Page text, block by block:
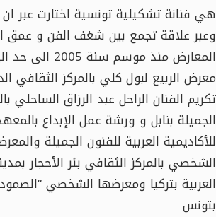
هي فنانة تشكيلية تونسية اختارت عبر
وعبر علاقة تجمع بين شغف الفن و عمق
المعارض
معرض الربيع لبول كلي بالمركز الثقافي
تكريم الفنان الراحل عبد الرزاق الساحلي
الجميلة بنابل و ورشة عمل الإبداع
للأكاديمية العربية للفنون الجميلة
الشخصي بالمركز الثقافي بئر الأحجار
العربية بتركيا ومعرضها الشخصي
بتونس